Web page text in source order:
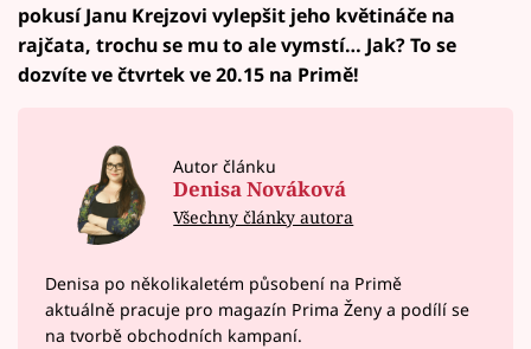
pokusí Janu Krejzovi vylepšit jeho květináče na
rajčata, trochu se mu to ale vymstí… Jak? To se
dozvíte ve čtvrtek ve 20.15 na Primě!
Autor článku
Denisa Nováková
Všechny články autora
Denisa po několikaletém působení na Primě
aktuálně pracuje pro magazín Prima Ženy a podílí se
na tvorbě obchodních kampaní.